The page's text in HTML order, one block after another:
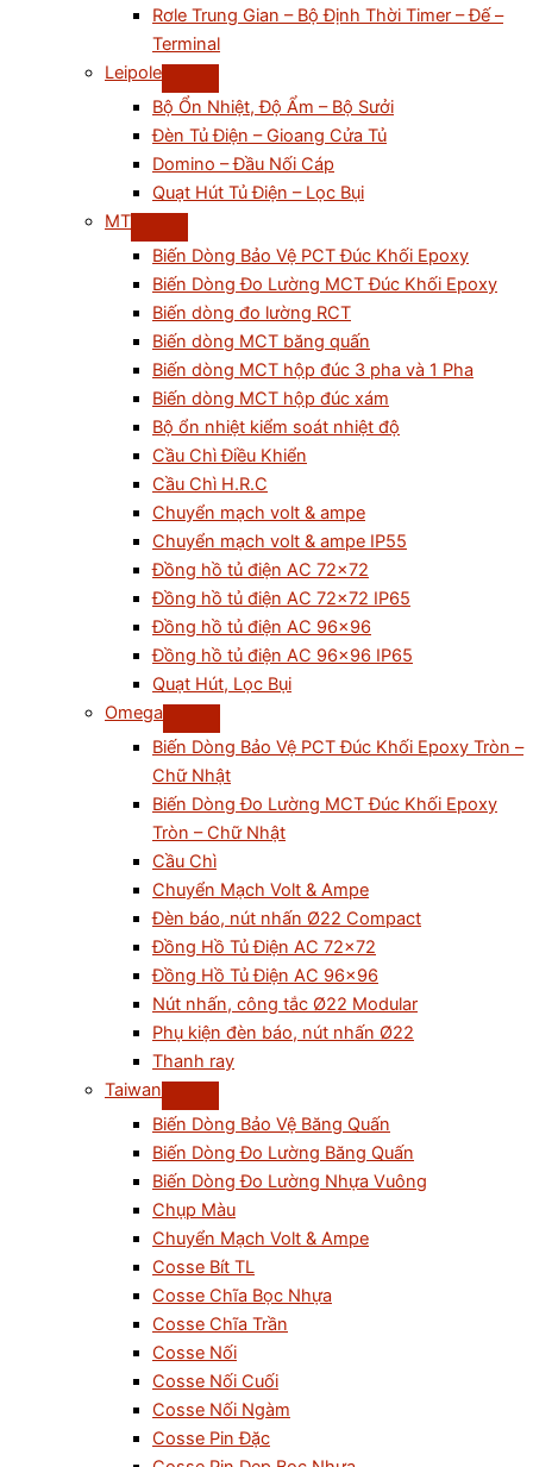
Rơle Trung Gian – Bộ Định Thời Timer – Đế –
Terminal
Leipole
Bộ Ổn Nhiệt, Độ Ẩm – Bộ Sưởi
Đèn Tủ Điện – Gioang Cửa Tủ
Domino – Đầu Nối Cáp
Quạt Hút Tủ Điện – Lọc Bụi
MT
Biến Dòng Bảo Vệ PCT Đúc Khối Epoxy
Biến Dòng Đo Lường MCT Đúc Khối Epoxy
Biến dòng đo lường RCT
Biến dòng MCT băng quấn
Biến dòng MCT hộp đúc 3 pha và 1 Pha
Biến dòng MCT hộp đúc xám
Bộ ổn nhiệt kiểm soát nhiệt độ
Cầu Chì Điều Khiển
Cầu Chì H.R.C
Chuyển mạch volt & ampe
Chuyển mạch volt & ampe IP55
Đồng hồ tủ điện AC 72×72
Đồng hồ tủ điện AC 72×72 IP65
Đồng hồ tủ điện AC 96×96
Đồng hồ tủ điện AC 96×96 IP65
Quạt Hút, Lọc Bụi
Omega
Biến Dòng Bảo Vệ PCT Đúc Khối Epoxy Tròn –
Chữ Nhật
Biến Dòng Đo Lường MCT Đúc Khối Epoxy
Tròn – Chữ Nhật
Cầu Chì
Chuyển Mạch Volt & Ampe
Đèn báo, nút nhấn Ø22 Compact
Đồng Hồ Tủ Điện AC 72×72
Đồng Hồ Tủ Điện AC 96×96
Nút nhấn, công tắc Ø22 Modular
Phụ kiện đèn báo, nút nhấn Ø22
Thanh ray
Taiwan
Biến Dòng Bảo Vệ Băng Quấn
Biến Dòng Đo Lường Băng Quấn
Biến Dòng Đo Lường Nhựa Vuông
Chụp Màu
Chuyển Mạch Volt & Ampe
Cosse Bít TL
Cosse Chĩa Bọc Nhựa
Cosse Chĩa Trần
Cosse Nối
Cosse Nối Cuối
Cosse Nối Ngàm
Cosse Pin Đặc